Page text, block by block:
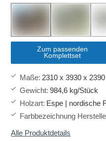
Zum passenden
Komplettset
Maße: 2310 x 3930 x
Gewicht: 984,6 kg/Stück
Holzart: Espe | nordische
Farbbezeichnung
Alle Produktdetails